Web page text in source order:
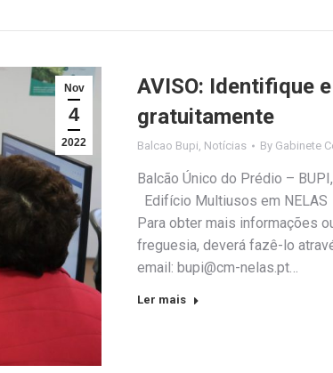
Nov
4
2022
AVISO: Identifique
gratuitamente
Balcao Bupi, Notícias By Gabinete
Balcão Único do Prédio –
Edifício Multiusos em
Para obter mais informações
freguesia, deverá fazê-lo
email: bupi@cm-nelas.pt…
Ler mais